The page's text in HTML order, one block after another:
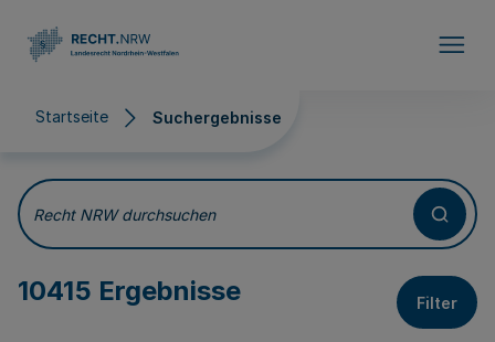
Startseite Suchergebnisse
Suchergebnisse
Recht NRW durchsuchen
10415 Ergebnisse Filter